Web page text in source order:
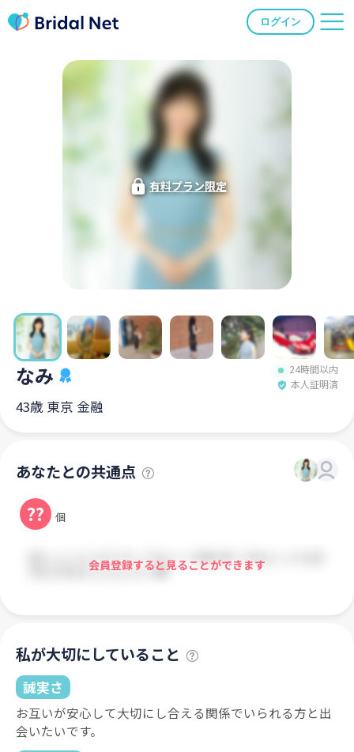
ログイン
有料プラン限定
なみ
24時間以内
本人証明済
43歳 東京 金融
あなたとの共通点
?? 個
会員登録すると見ることができます
私が大切にしていること
誠実さ
お互いが安心して大切にし合える関係でいられる方と出
会いたいです。